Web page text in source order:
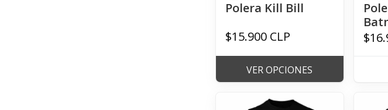
Polera Kill Bill
$15.900 CLP
VER OPCIONES